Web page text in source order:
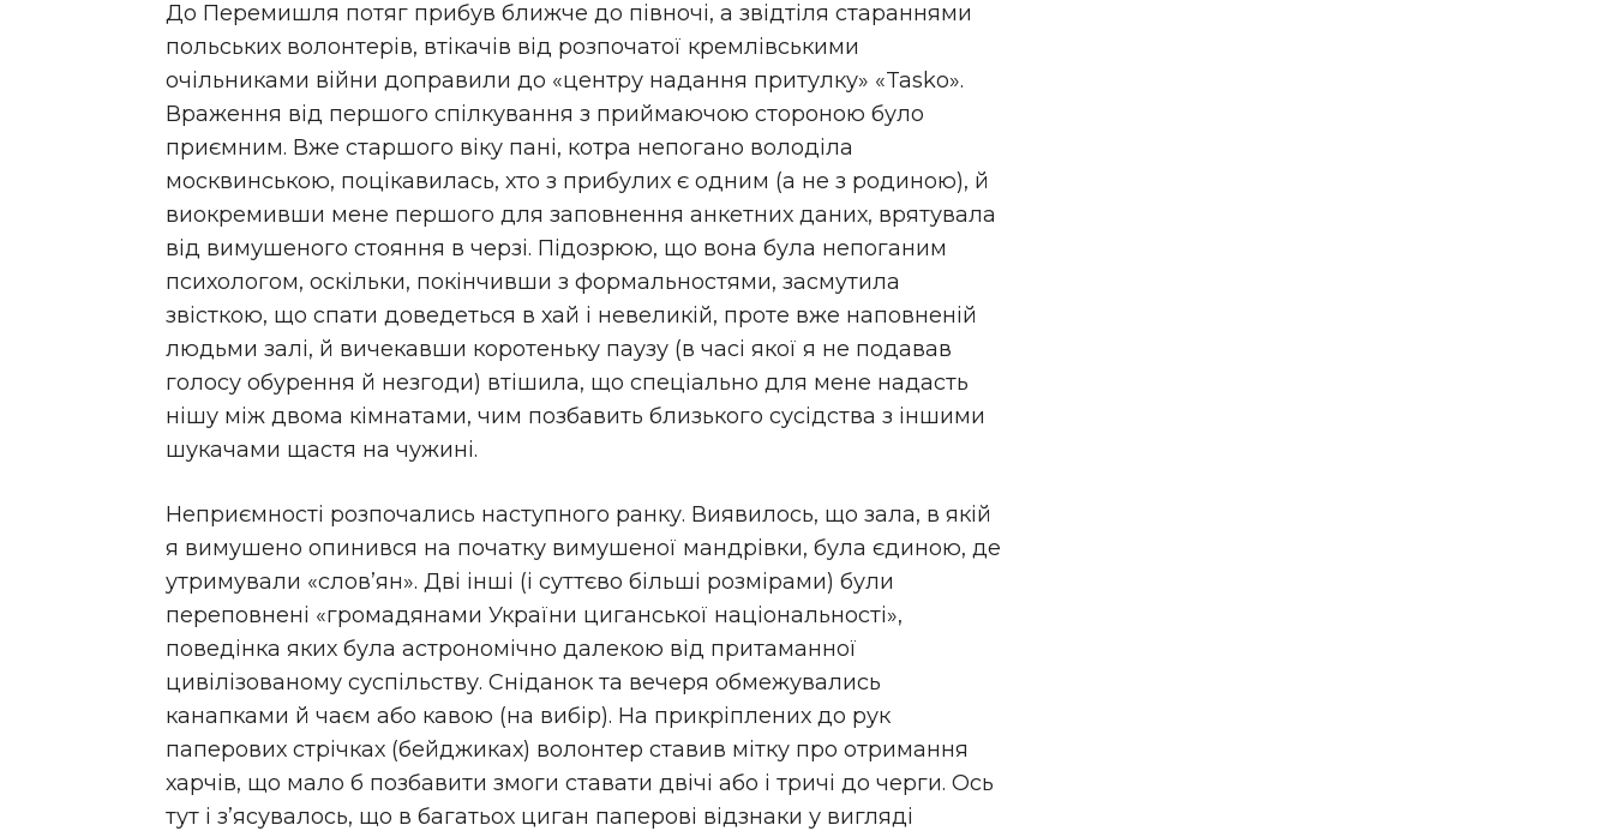
До Перемишля потяг прибув ближче до півночі, а звідтіля стараннями
польських волонтерів, втікачів від розпочатої кремлівськими
очільниками війни доправили до «центру надання притулку» «Tasko».
Враження від першого спілкування з приймаючою стороною було
приємним. Вже старшого віку пані, котра непогано володіла
москвинською, поцікавилась, хто з прибулих є одним (а не з родиною), й
виокремивши мене першого для заповнення анкетних даних, врятувала
від вимушеного стояння в черзі. Підозрюю, що вона була непоганим
психологом, оскільки, покінчивши з формальностями, засмутила
звісткою, що спати доведеться в хай і невеликій, проте вже наповненій
людьми залі, й вичекавши коротеньку паузу (в часі якої я не подавав
голосу обурення й незгоди) втішила, що спеціально для мене надасть
нішу між двома кімнатами, чим позбавить близького сусідства з іншими
шукачами щастя на чужині.
Неприємності розпочались наступного ранку. Виявилось, що зала, в якій
я вимушено опинився на початку вимушеної мандрівки, була єдиною, де
утримували «слов’ян». Дві інші (і суттєво більші розмірами) були
переповнені «громадянами України циганської національності»,
поведінка яких була астрономічно далекою від притаманної
цивілізованому суспільству. Сніданок та вечеря обмежувались
канапками й чаєм або кавою (на вибір). На прикріплених до рук
паперових стрічках (бейджиках) волонтер ставив мітку про отримання
харчів, що мало б позбавити змоги ставати двічі або і тричі до черги. Ось
тут і з’я­су­ва­ло­сь, що в багатьох циган паперові відзнаки у вигляді